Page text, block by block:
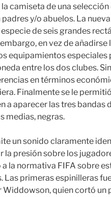
camiseta de una
y/o abuelos. La
de seis grandes
en vez de
equipamientos especiales
entre los dos clubes.
en términos
Finalmente se le
a aparecer las tres bandas
medias, negras.
un sonido claramente
presión sobre los
la normativa FIFA sobre
primeras espinilleras
quien cortó un